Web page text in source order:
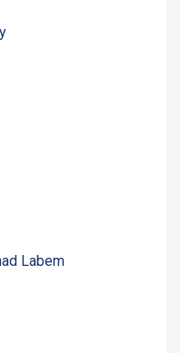
Labem